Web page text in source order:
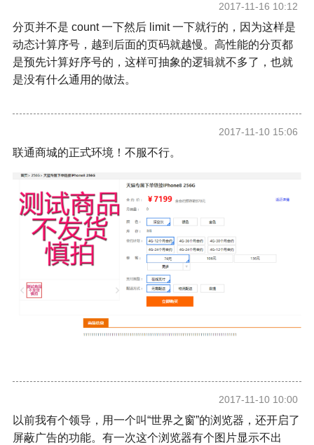
2017-11-16 10:12
分页并不是 count 一下然后 limit 一下就行的，因为这样是
动态计算序号，越到后面的页码就越慢。高性能的分页都
是预先计算好序号的，这样可抽象的逻辑就不多了，也就
是没有什么通用的做法。
2017-11-10 15:06
联通商城的正式环境！不服不行。
2017-11-10 10:00
以前我有个领导，用一个叫“世界之窗”的浏览器，还开启了
屏蔽广告的功能。有一次这个浏览器有个图片显示不出